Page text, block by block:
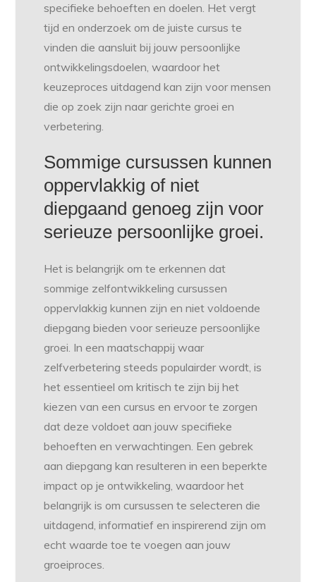
specifieke behoeften en doelen. Het vergt
tijd en onderzoek om de juiste cursus te
vinden die aansluit bij jouw persoonlijke
ontwikkelingsdoelen, waardoor het
keuzeproces uitdagend kan zijn voor mensen
die op zoek zijn naar gerichte groei en
verbetering.
Sommige cursussen kunnen
oppervlakkig of niet
diepgaand genoeg zijn voor
serieuze persoonlijke groei.
Het is belangrijk om te erkennen dat
sommige zelfontwikkeling cursussen
oppervlakkig kunnen zijn en niet voldoende
diepgang bieden voor serieuze persoonlijke
groei. In een maatschappij waar
zelfverbetering steeds populairder wordt, is
het essentieel om kritisch te zijn bij het
kiezen van een cursus en ervoor te zorgen
dat deze voldoet aan jouw specifieke
behoeften en verwachtingen. Een gebrek
aan diepgang kan resulteren in een beperkte
impact op je ontwikkeling, waardoor het
belangrijk is om cursussen te selecteren die
uitdagend, informatief en inspirerend zijn om
echt waarde toe te voegen aan jouw
groeiproces.